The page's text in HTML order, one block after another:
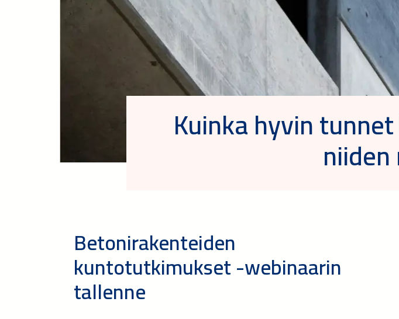
Kuinka hyvin
Betonirakenteiden
kuntotutkimukset -webinaarin
tallenne